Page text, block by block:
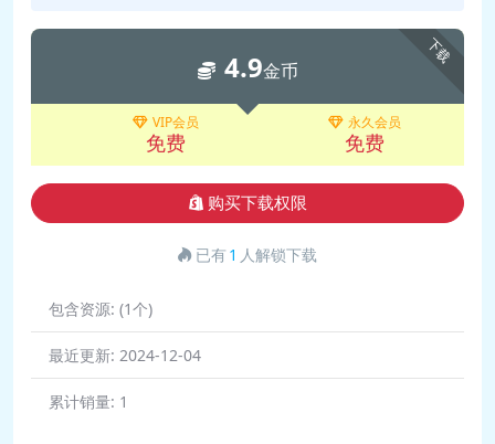
下载
4.9金币
VIP会员
免费
永久会员
免费
购买下载权限
已有1 人解锁下载
包含资源: (1个)
最近更新: 2024-12-04
累计销量: 1